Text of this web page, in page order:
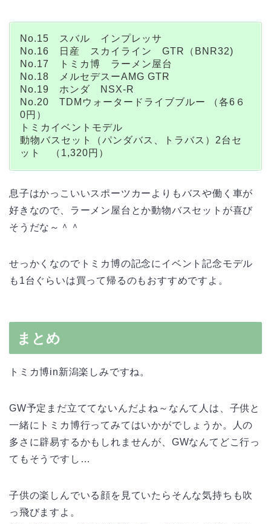
No.15 スバル インプレッサ
No.16 日産 スカイライン GTR（BNR32)
No.17 トミカ博 ラーメン屋台
No.18 メルセデスーAMG GTR
No.19 ホンダ NSX-R
No.20 TDMウォータードライブブルー （各6６
0円）
トミカイベントモデル
動物バスセット（パンダバス、トラバス）2台セ
ット （1,320円）
息子はかっこいいスポーツカーよりもバスや働く車が
好きなので、ラーメン屋台とか動物バスセットが喜び
そうだな～＾＾
せっかくなのでトミカ博の記念にイベント記念モデル
も1台ぐらいは買って帰るのもおすすめですよ。
まとめ
トミカ博in新潟楽しみですね。
GW予定まだ立ててないんだよね～なんて人は、子供と
一緒にトミカ博行ってみてはいかがでしょうか。人の
多さに辟易するかもしれませんが、GWなんてどこ行っ
てもそうですし…
子供の楽しんでいる顔を見ていたらそんな気持ちも吹
っ飛びますよ。